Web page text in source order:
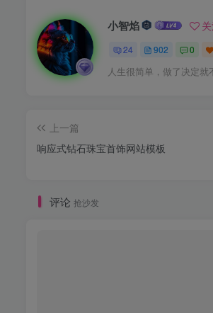
小智焰
24 902 0
人生很简单，做了决定就
上一篇
响应式钻石珠宝首饰网站模板
评论 抢沙发